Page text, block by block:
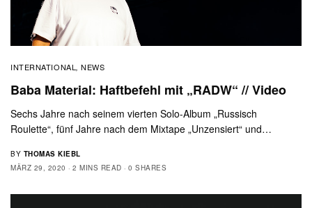
INTERNATIONAL,NEWS
Baba Material: Haftbefehl mit „RADW“ // Video
Sechs Jahre nach seinem vierten Solo-Album „Russisch
Roulette“, fünf Jahre nach dem Mixtape „Unzensiert“ und…
BY THOMAS KIEBL
MÄRZ 29, 2020
2 MINS READ 0 SHARES